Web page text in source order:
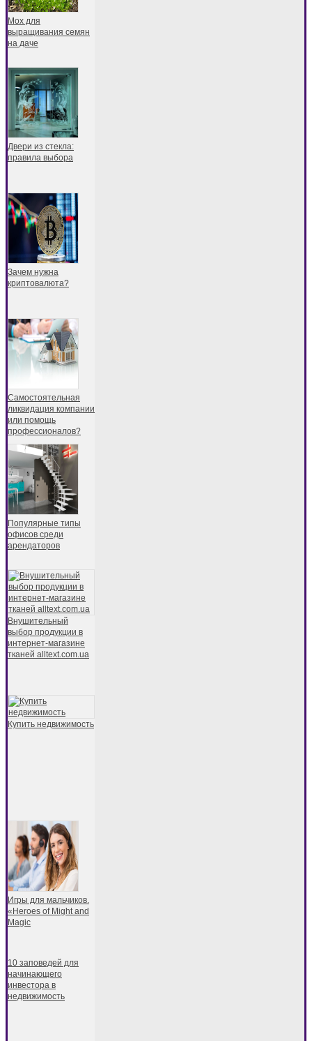
Мох для
выращивания семян
на даче
Двери из стекла:
правила выбора
Зачем нужна
криптовалюта?
Самостоятельная
ликвидация компании
или помощь
профессионалов?
Популярные типы
офисов среди
арендаторов
Внушительный
выбор продукции в
интернет-магазине
тканей alltext.com.ua
Купить недвижимость
Игры для мальчиков.
«Heroes of Might and
Magic
10 заповедей для
начинающего
инвестора в
недвижимость